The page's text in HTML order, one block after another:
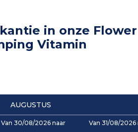
in onze Flower
Vitamin
AUGUSTUS
Van 30/08/2026 naar
Van 31/08/